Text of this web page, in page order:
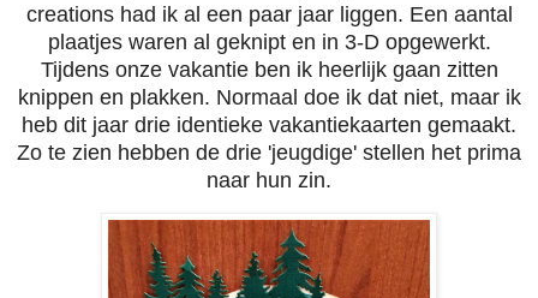
creations had ik al een paar jaar liggen. Een aantal
plaatjes waren al geknipt en in 3-D opgewerkt.
Tijdens onze vakantie ben ik heerlijk gaan zitten
knippen en plakken. Normaal doe ik dat niet, maar ik
heb dit jaar drie identieke vakantiekaarten gemaakt.
Zo te zien hebben de drie 'jeugdige' stellen het prima
naar hun zin.